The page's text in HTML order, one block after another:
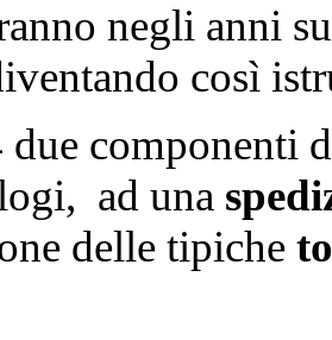
negli anni
così
componenti
ad una
delle tipiche